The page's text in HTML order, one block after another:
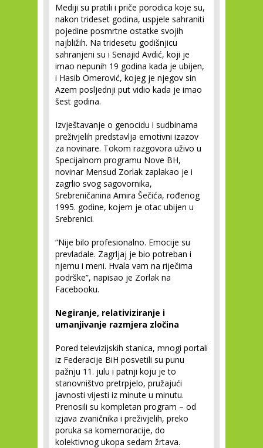
Mediji su pratili i priče porodica koje su,
nakon trideset godina, uspjele sahraniti
pojedine posmrtne ostatke svojih
najbližih. Na tridesetu godišnjicu
sahranjeni su i Senajid Avdić, koji je
imao nepunih 19 godina kada je ubijen,
i Hasib Omerović, kojeg je njegov sin
Azem posljednji put vidio kada je imao
šest godina.
Izvještavanje o genocidu i sudbinama
preživjelih predstavlja emotivni izazov
za novinare. Tokom razgovora uživo u
Specijalnom programu Nove BH,
novinar Mensud Zorlak zaplakao je i
zagrlio svog sagovornika,
Srebreničanina Amira Šečića, rođenog
1995. godine, kojem je otac ubijen u
Srebrenici.
“Nije bilo profesionalno. Emocije su
prevladale. Zagrljaj je bio potreban i
njemu i meni. Hvala vam na riječima
podrške”, napisao je Zorlak na
Facebooku.
Negiranje, relativiziranje i
umanjivanje razmjera zločina
Pored televizijskih stanica, mnogi portali
iz Federacije BiH posvetili su punu
pažnju 11. julu i patnji koju je to
stanovništvo pretrpjelo, pružajući
javnosti vijesti iz minute u minutu.
Prenosili su kompletan program – od
izjava zvaničnika i preživjelih, preko
poruka sa komemoracije, do
kolektivnog ukopa sedam žrtava.